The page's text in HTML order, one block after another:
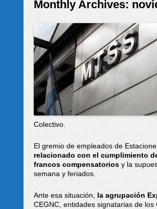
Monthly Archives:
Colectivo.
El gremio de empleados de
relacionado con el cumplimiento
francos compensatorios y la
semana y feriados.
Ante esa situación, la agrupación
CEGNC, entidades signatarias de